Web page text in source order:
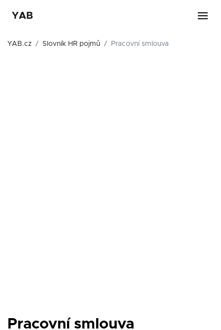
YAB
YAB.cz Slovník HR pojmů Pracovní smlouva
Pracovní smlouva